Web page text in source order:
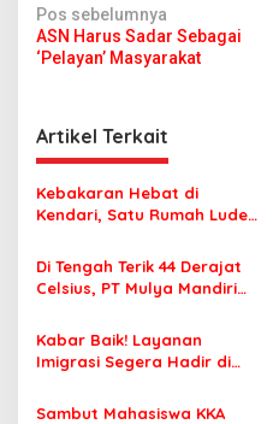
N
a
i
g
a
s
i
p
s
Pos sebelumnya
ASN Harus Sadar Sebagai
‘Pelayan’ Masyarakat
Artikel Terkait
Kebakaran Hebat di
Kendari, Satu Rumah Ludes
Di Tengah Terik 44 Derajat
Celsius, PT Mulya Mandiri
Jamaah Tetap Sehat dan
Nyaman Beribadah
Kabar Baik! Layanan
Imigrasi Segera Hadir di
Perlu Lagi ke Kendari
Sambut Mahasiswa KKA